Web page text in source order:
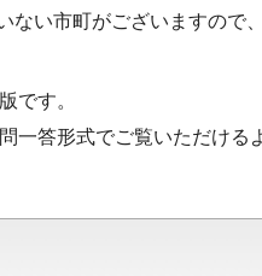
ない市町がございますので
です。
一答形式でご覧いただけ